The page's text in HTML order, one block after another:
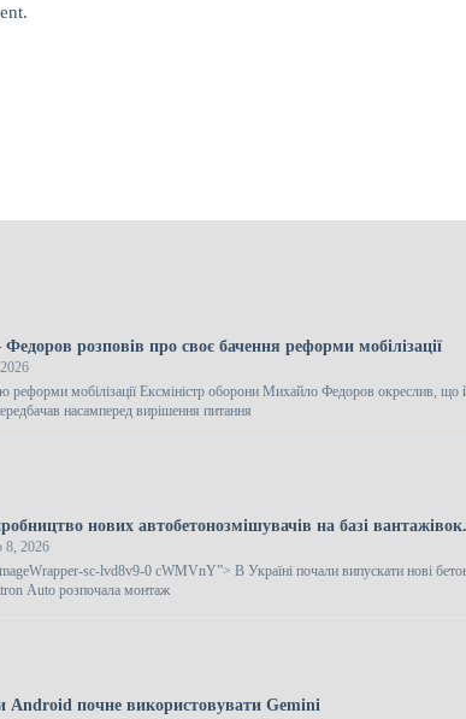
розповів про своє бачення реформи мобілізації
реформи мобілізації Ексміністр оборони Михайло Федоров окреслив, що
насамперед вирішення питання
нових автобетонозмішувачів на базі вантажівок.
8, 2026
sc-lvd8v9-0 cWMVnY”> В Україні почали випускати нові
Auto розпочала монтаж
Android почне використовувати Gemini